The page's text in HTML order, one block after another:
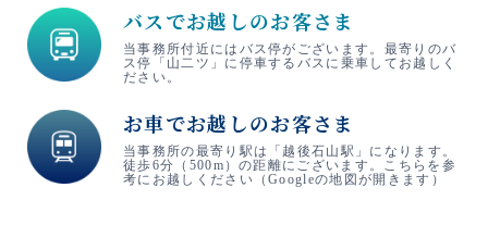
バスでお越しのお客さま
当事務所付近にはバス停がございます。最寄りのバ
ス停「山二ツ」に停車するバスに乗車してお越しく
ださい。
お車でお越しのお客さま
当事務所の最寄り駅は「越後石山駅」になります。
徒歩6分（500m）の距離にございます。こちらを参
考にお越しください（Googleの地図が開きます）